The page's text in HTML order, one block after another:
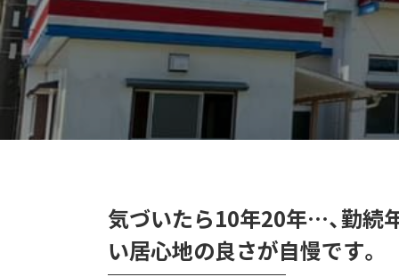
気づいたら10年20年…、勤続
い居心地の良さが自慢です。